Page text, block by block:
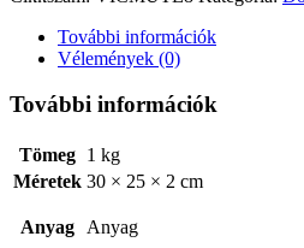
További információk
Vélemények (0)
További információk
Tömeg 1 kg
Méretek 30 × 25 × 2 cm
Anyag Anyag